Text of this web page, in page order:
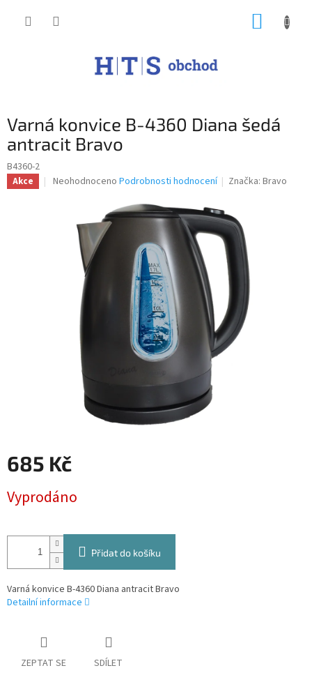
Varná konvice B-4360 Diana šedá
antracit Bravo
B4360-2
Akce
Průměrné
hvězdiček.
Neohodnoceno Podrobnosti hodnocení Značka:Bravo
685 Kč
cena:
Vyprodáno
Přidat do košíku
Varná konvice B-4360 Diana antracit Bravo
Detailní informace
ZEPTAT SE SDÍLET